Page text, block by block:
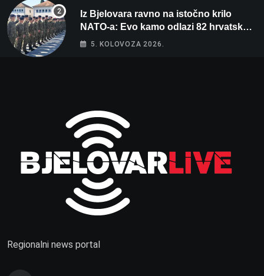
Iz Bjelovara ravno na istočno krilo
NATO-a: Evo kamo odlazi 82 hrvatska
vojnika i 6 vojnikinja
5. KOLOVOZA 2026.
Regionalni news portal